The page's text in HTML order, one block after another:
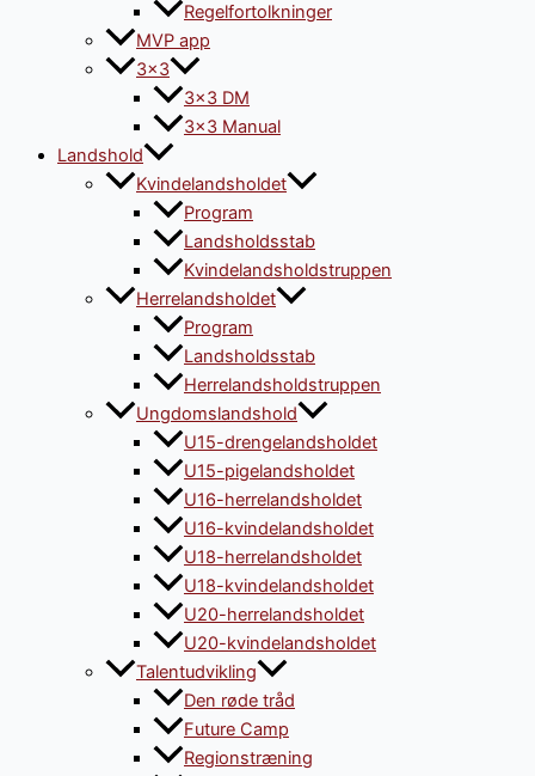
Regelfortolkninger
MVP app
3×3
3×3 DM
3×3 Manual
Landshold
Kvindelandsholdet
Program
Landsholdsstab
Kvindelandsholdstruppen
Herrelandsholdet
Program
Landsholdsstab
Herrelandsholdstruppen
Ungdomslandshold
U15-drengelandsholdet
U15-pigelandsholdet
U16-herrelandsholdet
U16-kvindelandsholdet
U18-herrelandsholdet
U18-kvindelandsholdet
U20-herrelandsholdet
U20-kvindelandsholdet
Talentudvikling
Den røde tråd
Future Camp
Regionstræning